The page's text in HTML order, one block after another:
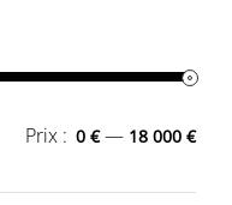
Prix : 0 €— 18 000 €